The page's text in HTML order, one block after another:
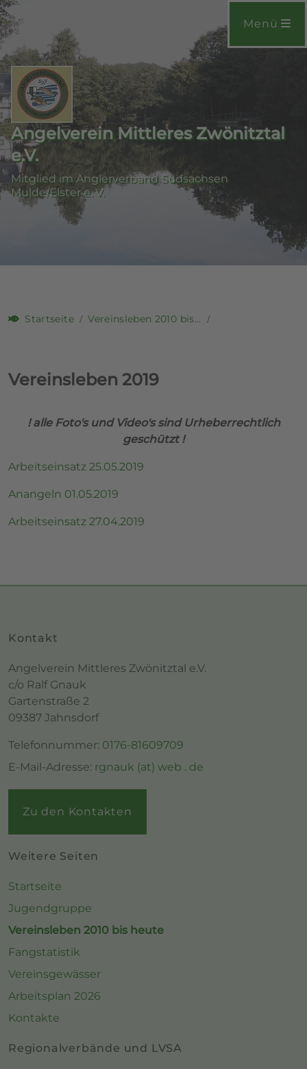
Menü
Angelverein Mittleres Zwönitztal
e.V.
Mitglied im Anglerverband Südsachsen
Mulde/Elster e. V.
Startseite Vereinsleben 2010 bis...
Vereinsleben 2019
! alle Foto's und Video's sind Urheberrechtlich
geschützt !
Arbeitseinsatz 25.05.2019
Anangeln 01.05.2019
Arbeitseinsatz 27.04.2019
Kontakt
Angelverein Mittleres Zwönitztal e.V.
c/o Ralf Gnauk
Gartenstraße 2
09387 Jahnsdorf
Telefonnummer: 0176-81609709
E-Mail-Adresse: rgnauk (at) web . de
Zu den Kontakten
Weitere Seiten
Startseite
Jugendgruppe
Vereinsleben 2010 bis heute
Fangstatistik
Vereinsgewässer
Arbeitsplan 2026
Kontakte
Regionalverbände und LVSA